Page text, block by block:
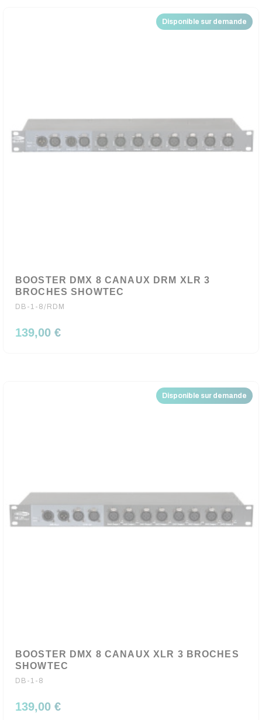
Disponible sur demande
BOOSTER DMX 8 CANAUX DRM XLR 3
BROCHES SHOWTEC
DB-1-8/RDM
139,00 €
Disponible sur demande
BOOSTER DMX 8 CANAUX XLR 3 BROCHES
SHOWTEC
DB-1-8
139,00 €